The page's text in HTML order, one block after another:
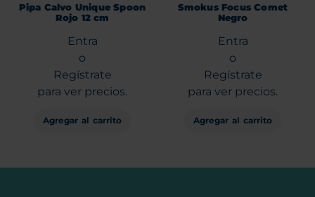
Pipa Calvo Unique Spoon
Rojo 12 cm
Entra
o
Regístrate
para ver precios.
Agregar al carrito
Smokus Focus Comet
Negro
Entra
o
Regístrate
para ver precios.
Agregar al carrito